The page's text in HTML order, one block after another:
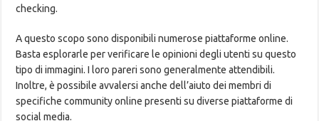
checking.
A questo scopo sono disponibili numerose piattaforme online.
Basta esplorarle per verificare le opinioni degli utenti su questo
tipo di immagini. I loro pareri sono generalmente attendibili.
Inoltre, è possibile avvalersi anche dell’aiuto dei membri di
specifiche community online presenti su diverse piattaforme di
social media.